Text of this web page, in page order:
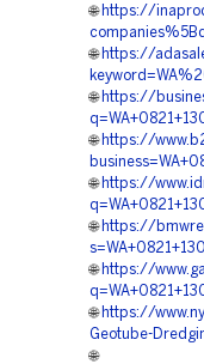
🌐 https://
🌐 https://
🌐 https://
🌐 https://
🌐 https://
🌐 https://
🌐 https://
🌐 https://
Geotube-
🌐